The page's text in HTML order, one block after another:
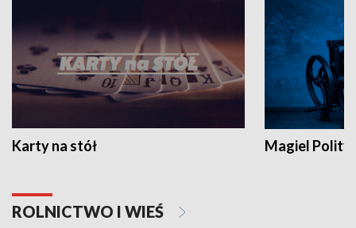
Karty na stół Magiel
ROLNICTWO I WIEŚ